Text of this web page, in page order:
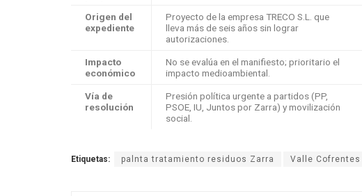
Origen del
expediente
Proyecto de la empresa TRECO S.L. que
lleva más de seis años sin lograr
autorizaciones.
Impacto
económico
No se evalúa en el manifiesto; prioritario el
impacto medioambiental.
Vía de
resolución
Presión política urgente a partidos (PP,
PSOE, IU, Juntos por Zarra) y movilización
social.
Etiquetas: palnta tratamiento residuos Zarra Valle Cofrentes